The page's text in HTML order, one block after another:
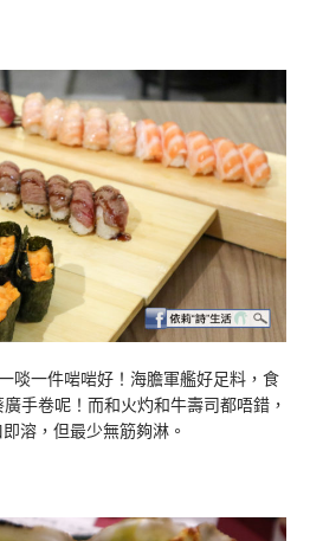
啖一件啱啱好！海膽軍艦好足料，食
手卷呢！而和火灼和牛壽司都唔錯，
溶，但最少無筋夠淋。